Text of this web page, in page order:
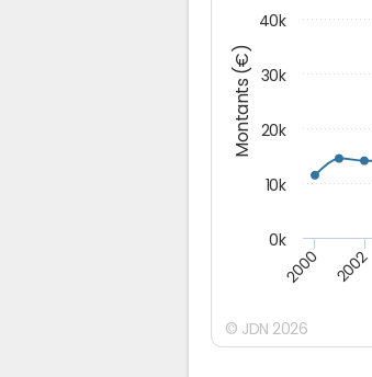
Montants (€)
2000 2002
0k
10k
20k
30k
40k
© JDN 2026